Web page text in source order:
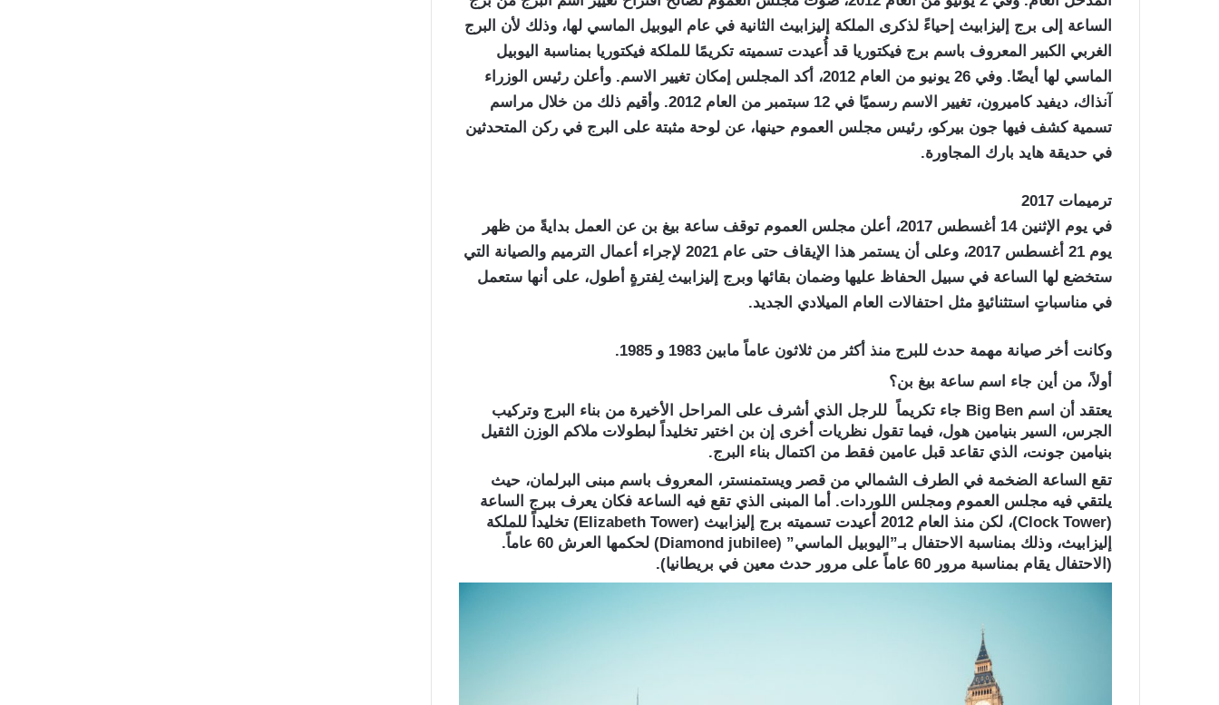
الساعة إلى برج إليزابيث إحياءً لذكرى الملكة إليزابيث الثانية في عام اليوبيل الماسي لها، وذلك لأن البرج
الغربي الكبير المعروف باسم برج فيكتوريا قد أُعيدت تسميته تكريمًا للملكة فيكتوريا بمناسبة اليوبيل
الماسي لها أيضًا. وفي 26 يونيو من العام 2012، أكد المجلس إمكان تغيير الاسم. وأعلن رئيس الوزراء
آنذاك، ديفيد كاميرون، تغيير الاسم رسميًا في 12 سبتمبر من العام 2012. وأقيم ذلك من خلال مراسم
تسمية كشف فيها جون بيركو، رئيس مجلس العموم حينها، عن لوحة مثبتة على البرج في ركن المتحدثين
في حديقة هايد بارك المجاورة.
ترميمات 2017
في يوم الإثنين 14 أغسطس 2017، أعلن مجلس العموم توقف ساعة بيغ بن عن العمل بدايةً من ظهر
يوم 21 أغسطس 2017، وعلى أن يستمر هذا الإيقاف حتى عام 2021 لإجراء أعمال الترميم والصيانة التي
ستخضع لها الساعة في سبيل الحفاظ عليها وضمان بقائها وبرج إليزابيث لِفترةٍ أطول، على أنها ستعمل
في مناسباتٍ استثنائيةٍِ مثل احتفالات العام الميلادي الجديد.
وكانت أخر صيانة مهمة حدث للبرج منذ أكثر من ثلاثون عاماً مابين 1983 و 1985.
أولاً، من أين جاء اسم ساعة بيغ بن؟
يعتقد أن اسم Big Ben جاء تكريماً للرجل الذي أشرف على المراحل الأخيرة من بناء البرج وتركيب
الجرس، السير بنيامين هول، فيما تقول نظريات أخرى إن بن اختير تخليداً لبطولات ملاكم الوزن الثقيل
بنيامين جونت، الذي تقاعد قبل عامين فقط من اكتمال بناء البرج.
تقع الساعة الضخمة في الطرف الشمالي من قصر ويستمنستر، المعروف باسم مبنى البرلمان، حيث
يلتقي فيه مجلس العموم ومجلس اللوردات. أما المبنى الذي تقع فيه الساعة فكان يعرف ببرج الساعة
(Clock Tower)، لكن منذ العام 2012 أعيدت تسميته برج إليزابيث (Elizabeth Tower) تخليداً للملكة
إليزابيث، وذلك بمناسبة الاحتفال بـ”اليوبيل الماسي” (Diamond jubilee) لحكمها العرش 60 عاماً.
(الاحتفال يقام بمناسبة مرور 60 عاماً على مرور حدث معين في بريطانيا).